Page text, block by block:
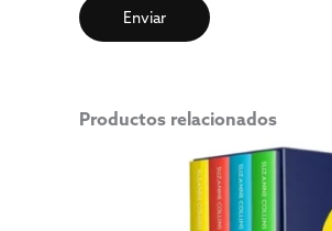
Productos relacionados